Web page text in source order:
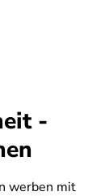
-
werben mit